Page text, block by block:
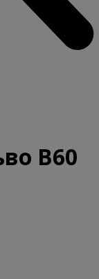
В60